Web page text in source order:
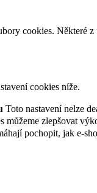
cookies. Některé
cookies níže.
Toto nastavení nelze
můžeme zlepšovat
pochopit, jak e-